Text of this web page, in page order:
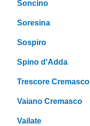
Soncino
Soresina
Sospiro
Spino d'Adda
Trescore Cremasco
Vaiano Cremasco
Vailate